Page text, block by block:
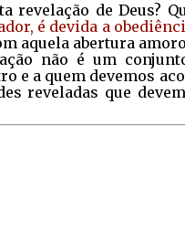
revelação de Deus?
é devida a
aquela abertura
não é um
e a quem devemos
reveladas que